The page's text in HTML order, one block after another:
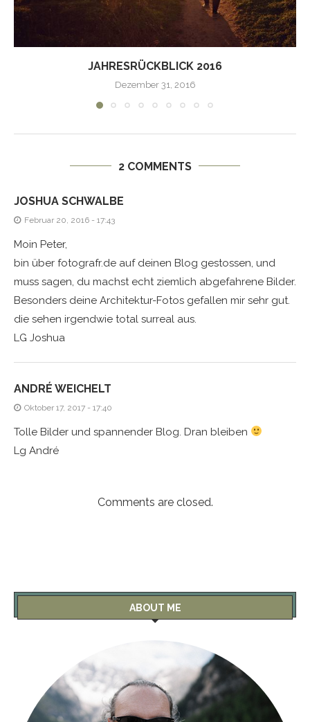
JAHRESRÜCKBLICK 2016
Dezember 31, 2016
2 COMMENTS
JOSHUA SCHWALBE
Februar 20, 2016 - 17:43
Moin Peter,
bin über fotografr.de auf deinen Blog gestossen, und
muss sagen, du machst echt ziemlich abgefahrene Bilder.
Besonders deine Architektur-Fotos gefallen mir sehr gut.
die sehen irgendwie total surreal aus.
LG Joshua
ANDRÉ WEICHELT
Oktober 17, 2017 - 17:40
Tolle Bilder und spannender Blog. Dran bleiben
Lg André
Comments are closed.
ABOUT ME